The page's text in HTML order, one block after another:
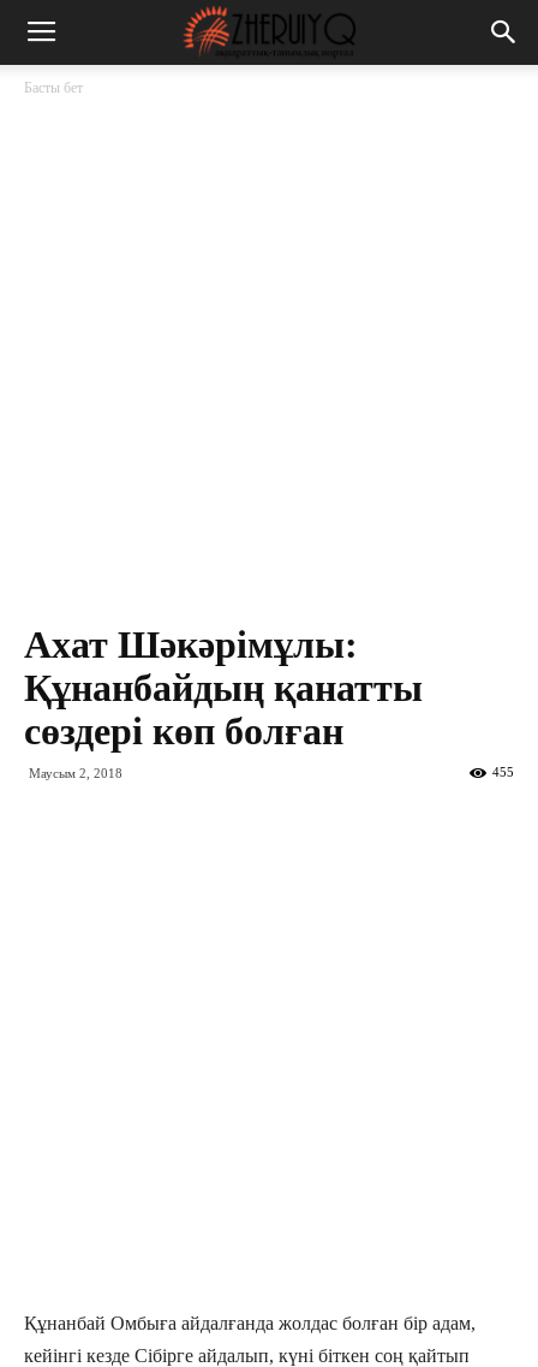
Басты бет
Ахат Шәкәрімұлы:
Құнанбайдың қанатты
сөздері көп болған
Маусым 2, 2018 455
Құнанбай Омбыға айдалғанда жолдас болған бір адам,
кейінгі кезде Сібірге айдалып, күні біткен соң қайтып